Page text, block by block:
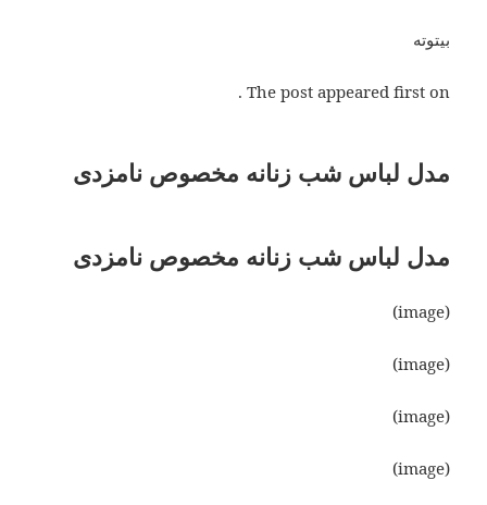
بیتوته
The post appeared first on .
مدل لباس شب زنانه مخصوص نامزدی
مدل لباس شب زنانه مخصوص نامزدی
(image)
(image)
(image)
(image)